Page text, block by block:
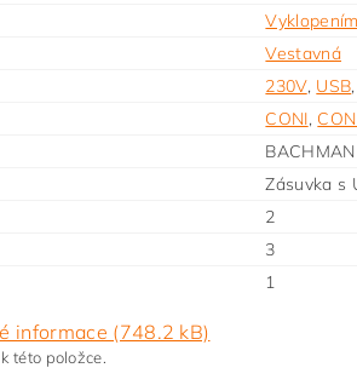
Vestavná
230V, USB
CONI,
Zásuvka s
2
3
1
informace (748.2 kB)
této položce.